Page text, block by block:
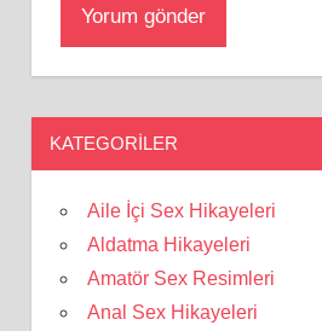
KATEGORILER
Aile İçi Sex Hikayeleri
Aldatma Hikayeleri
Amatör Sex Resimleri
Anal Sex Hikayeleri